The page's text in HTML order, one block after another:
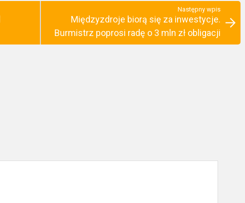
Następny wpis
Międzyzdroje biorą się za inwestycje.
Burmistrz poprosi radę o 3 mln zł obligacji